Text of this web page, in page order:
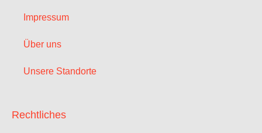
Impressum
Über uns
Unsere Standorte
Rechtliches